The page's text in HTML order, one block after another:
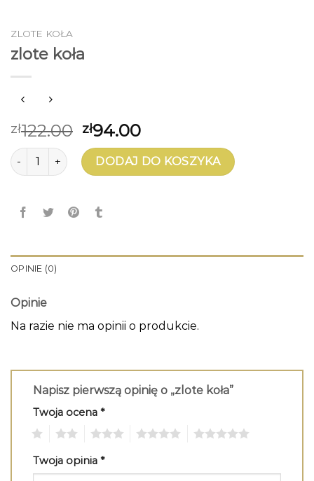
ZLOTE KOŁA
zlote koła
zł122.00 zł94.00
ilość zlote koła DODAJ DO KOSZYKA
OPINIE (0)
Opinie
Na razie nie ma opinii o produkcie.
Napisz pierwszą opinię o „zlote koła”
Twoja ocena *
Twoja opinia *